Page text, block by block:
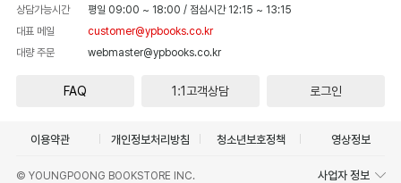
상담가능시간 평일 09:00 ~ 18:00 / 점심시간 12:15 ~ 13:15
대표 메일
customer@ypbooks.co.kr
대량 주문
webmaster@ypbooks.co.kr
FAQ 1:1고객상담 로그인
이용약관 개인정보처리방침 청소년보호정책 영상정보
© YOUNGPOONG BOOKSTORE INC. 사업자 정보